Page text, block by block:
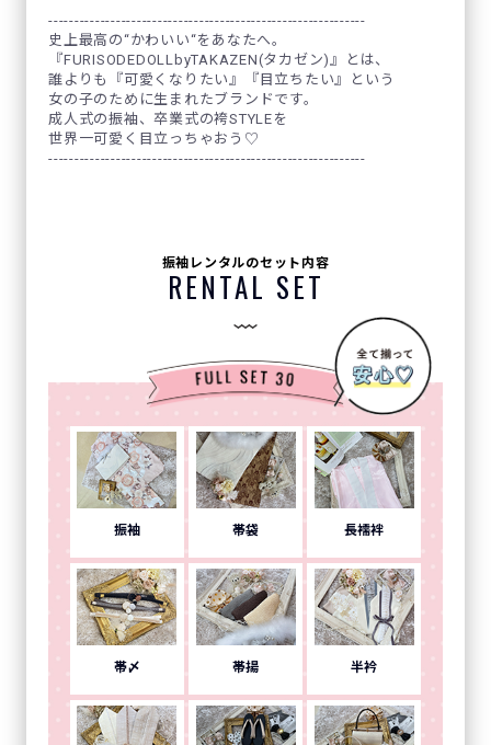
-------------------------------------------------------------
史上最高の“かわいい“をあなたへ。
『FURISODEDOLLbyTAKAZEN(タカゼン)』とは、
誰よりも『可愛くなりたい』『目立ちたい』という
女の子のために生まれたブランドです。
成人式の振袖、卒業式の袴STYLEを
世界一可愛く目立っちゃおう♡
-------------------------------------------------------------
振袖レンタルのセット内容
RENTAL SET
振袖 帯袋 長襦袢
帯〆 帯揚 半衿